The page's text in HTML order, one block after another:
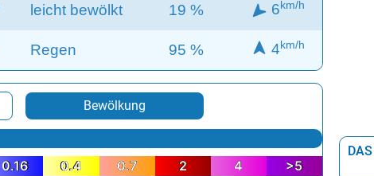
leicht bewölkt 19 % 6km/h
Regen 95 % 4km/h
Bewölkung
0.16 0.4 0.7 2 4 >5